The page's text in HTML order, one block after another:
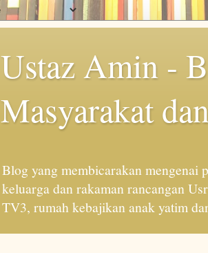
Ustaz Amin -
Masyarakat
Blog yang membicarakan mengenai
keluarga dan rakaman rancangan
TV3, rumah kebajikan anak yatim